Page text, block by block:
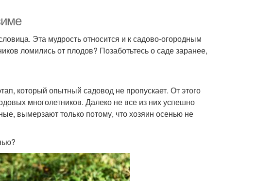
Эта мудрость относится и к садово-огородным
ломились от плодов? Позаботьтесь о саде заранее,
который опытный садовод не пропускает. От этого
многолетников. Далеко не все из них успешно
вымерзают только потому, что хозяин осенью не